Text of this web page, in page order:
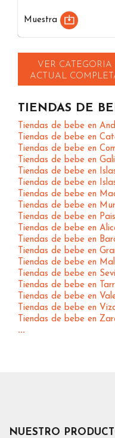
Muestra
VER CATEGORIA
ACTUAL
TIENDAS DE
Tiendas de bebe en
Tiendas de bebe en
Tiendas de bebe en
Tiendas de bebe en
Tiendas de bebe en
Tiendas de bebe en
Tiendas de bebe en
Tiendas de bebe en
Tiendas de bebe en
Tiendas de bebe en
Tiendas de bebe en
Tiendas de bebe en
Tiendas de bebe en
Tiendas de bebe en
Tiendas de bebe en
Tiendas de bebe en
Tiendas de bebe en
Tiendas de bebe en
...
NUESTRO